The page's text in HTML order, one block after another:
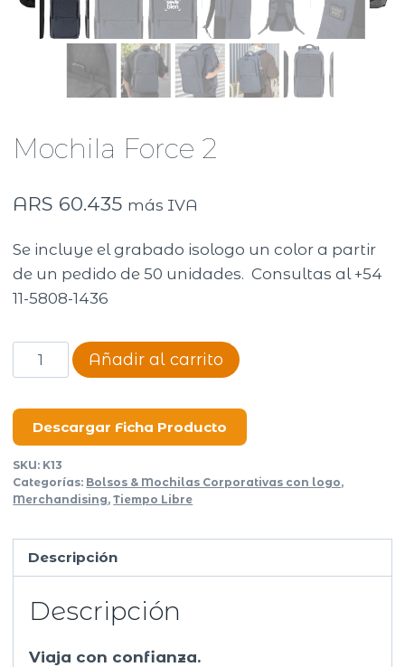
Mochila Force 2
ARS 60.435 más IVA
Se incluye el grabado isologo un color a partir
de un pedido de 50 unidades. Consultas al +54
11-5808-1436
Mochila
Force
cantidad
Añadir al carrito
Descargar Ficha Producto
SKU: K13
Categorías: Bolsos & Mochilas Corporativas con logo,
Merchandising,Tiempo Libre
Descripción
Descripción
Viaja con confianza.